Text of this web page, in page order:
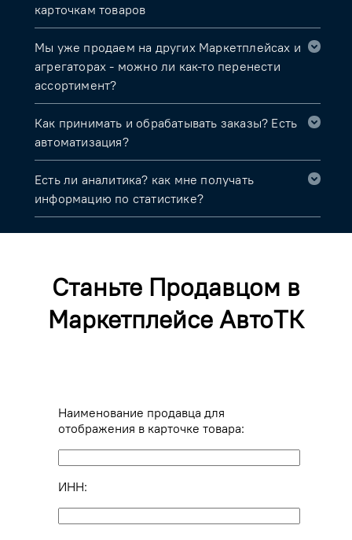
карточкам товаров
Мы уже продаем на других Маркетплейсах и
агрегаторах - можно ли как-то перенести
ассортимент?
Как принимать и обрабатывать заказы? Есть
автоматизация?
Есть ли аналитика? как мне получать
информацию по статистике?
Станьте Продавцом в
Маркетплейсе АвтоТК
Наименование продавца для
отображения в карточке товара:
ИНН: